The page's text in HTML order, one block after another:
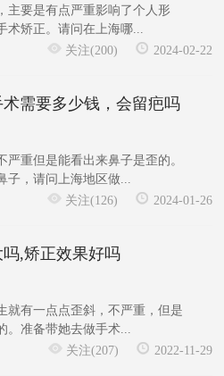
主要是有点严重影响了个人形
术矫正。请问在上海哪...
关注(200)
2024-02-22
需要多少钱，会留疤吗
严重但是能看出来鼻子是歪的。
子，请问上海地区做...
关注(126)
2024-01-26
,矫正效果好吗
就有一点点歪斜，不严重，但是
。准备带她去做手术...
关注(207)
2022-11-29